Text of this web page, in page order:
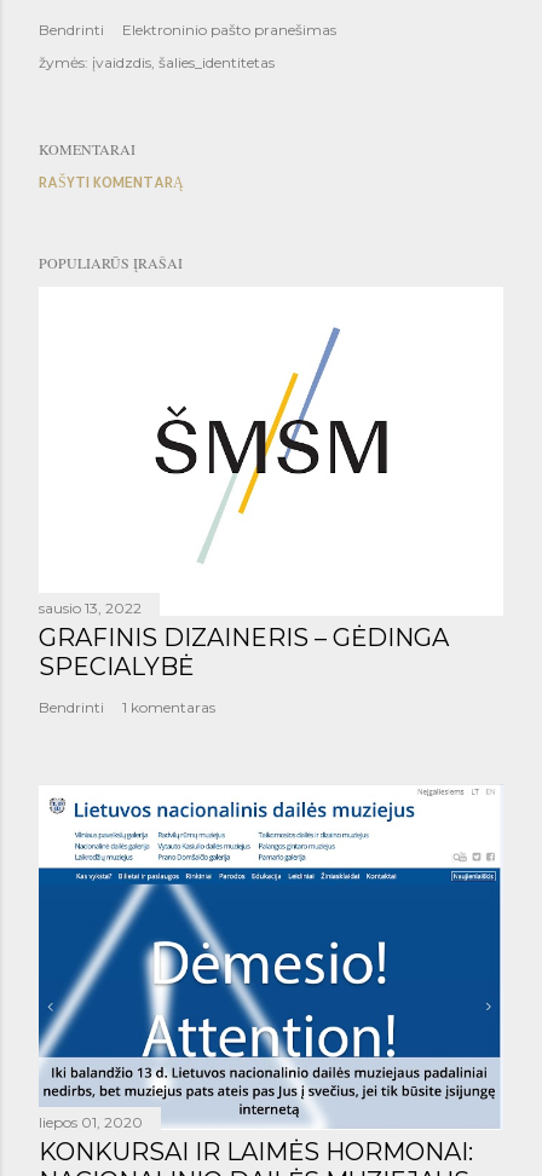
Bendrinti
Elektroninio pašto pranešimas
žymės: įvaidzdis šalies_identitetas
KOMENTARAI
RAŠYTI KOMENTARĄ
POPULIARŪS ĮRAŠAI
sausio 13, 2022
GRAFINIS DIZAINERIS – GĖDINGA
SPECIALYBĖ
Bendrinti 1 komentaras
liepos 01, 2020
KONKURSAI IR LAIMĖS HORMONAI: